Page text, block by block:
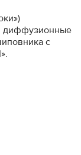
диффузионные
с